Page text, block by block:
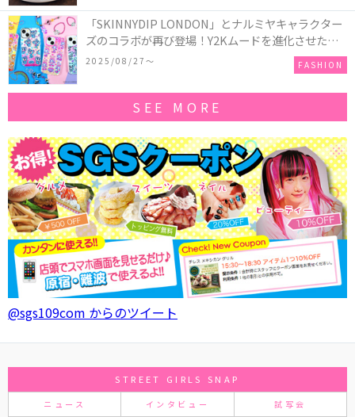
「SKINNYDIP LONDON」とナルミヤキャラクター
ズのコラボが再び登場！Y2Kムードを進化させた新
作コレクションを発売♪
2025/08/27〜 FASHION
SEE MORE
@sgs109com からのツイート
STREET GIRLS SNAP
ニュース インタビュー 試写会